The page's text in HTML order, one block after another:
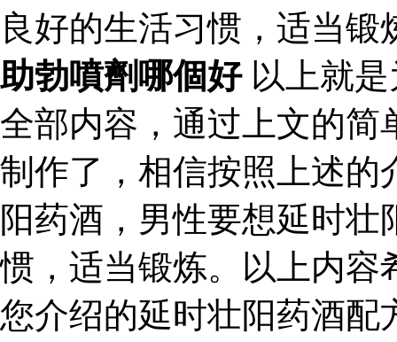
良好的生活习惯，适当
助勃噴劑哪個好以上就是
全部内容，通过上文的简
制作了，相信按照上述的
阳药酒，男性要想延时
惯，适当锻炼。以上内容
您介绍的延时壮阳药酒配